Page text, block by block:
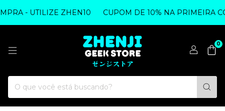
- UTILIZE ZHEN10 CUPOM DE 10% NA PRIMEIRA
0